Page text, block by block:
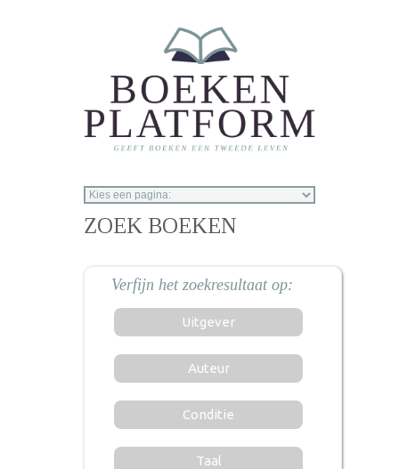
ZOEK BOEKEN
Uitgever
Auteur
Conditie
Taal